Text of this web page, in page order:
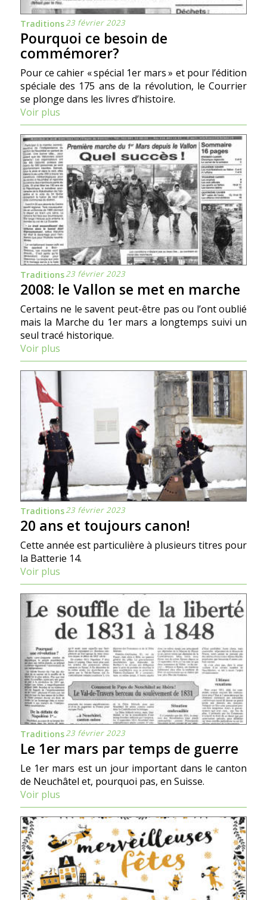
Traditions23 février 2023
Pourquoi ce besoin de
commémorer?
Pour ce cahier « spécial 1er mars » et pour l’édition
spéciale des 175 ans de la révolution, le Courrier
se plonge dans les livres d’histoire.
Voir plus
Traditions23 février 2023
2008: le Vallon se met en marche
Certains ne le savent peut-être pas ou l’ont oublié
mais la Marche du 1er mars a longtemps suivi un
seul tracé historique.
Voir plus
Traditions23 février 2023
20 ans et toujours canon!
Cette année est particulière à plusieurs titres pour
la Batterie 14.
Voir plus
Traditions23 février 2023
Le 1er mars par temps de guerre
Le 1er mars est un jour important dans le canton
de Neuchâtel et, pourquoi pas, en Suisse.
Voir plus